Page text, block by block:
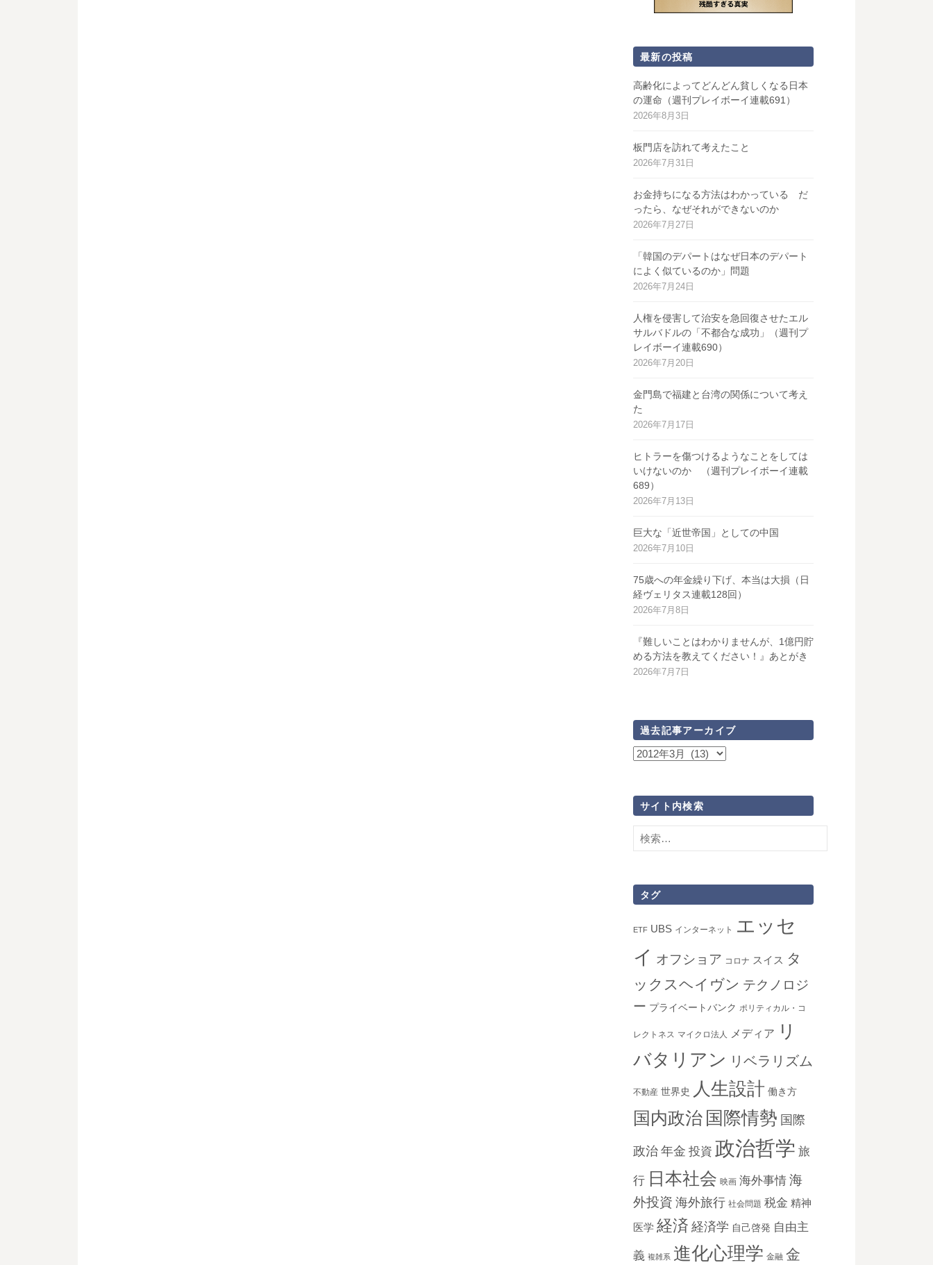
最新の投稿
高齢化によってどんどん貧しくなる日本
の運命（週刊プレイボーイ連載691）
2026年8月3日
板門店を訪れて考えたこと
2026年7月31日
お金持ちになる方法はわかっている だ
ったら、なぜそれができないのか
2026年7月27日
「韓国のデパートはなぜ日本のデパート
によく似ているのか」問題
2026年7月24日
人権を侵害して治安を急回復させたエル
サルバドルの「不都合な成功」（週刊プ
レイボーイ連載690）
2026年7月20日
金門島で福建と台湾の関係について考え
た
2026年7月17日
ヒトラーを傷つけるようなことをしては
いけないのか （週刊プレイボーイ連載
689）
2026年7月13日
巨大な「近世帝国」としての中国
2026年7月10日
75歳への年金繰り下げ、本当は大損（日
経ヴェリタス連載128回）
2026年7月8日
『難しいことはわかりませんが、1億円貯
める方法を教えてください！』あとがき
2026年7月7日
過去記事アーカイブ
過
事
ー
カ
ブ
サイト内検索
検
索:
タグ
ETF UBS インターネット
エッセ
イ オフショア コロナ スイス タ
ックスヘイヴン テクノロジ
ー プライベートバンク ポリティカル・コ
レクトネス マイクロ法人 メディア
リ
バタリアン リベラリズム
不動産 世界史 人生設計 働き方
国内政治 国際情勢 国際
政治 年金 投資 政治哲学 旅
行 日本社会 映画 海外事情 海
外投資 海外旅行 社会問題 税金 精神
医学 経済 経済学 自己啓発 自由主
義 複雑系 進化心理学 金融 金